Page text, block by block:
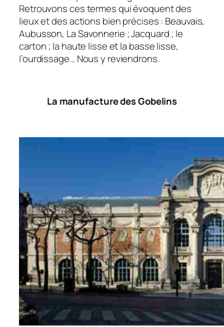
Retrouvons ces termes qui évoquent des
lieux et des actions bien précises : Beauvais,
Aubusson, La Savonnerie ; Jacquard ; le
carton ; la haute lisse et la basse lisse,
l’ourdissage… Nous y reviendrons.
La manufacture des Gobelins